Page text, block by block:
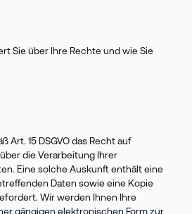
Sie über Ihre Rechte und wie Sie
Art. 15 DSGVO das Recht auf
die Verarbeitung Ihrer
Eine solche Auskunft enthält eine
Daten sowie eine Kopie
Wir werden Ihnen Ihre
gängigen elektronischen Form zur